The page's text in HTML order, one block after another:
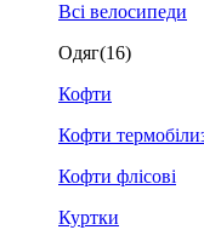
Всі велосипеди
Одяг(16)
Кофти
Кофти
Кофти флісові
Куртки